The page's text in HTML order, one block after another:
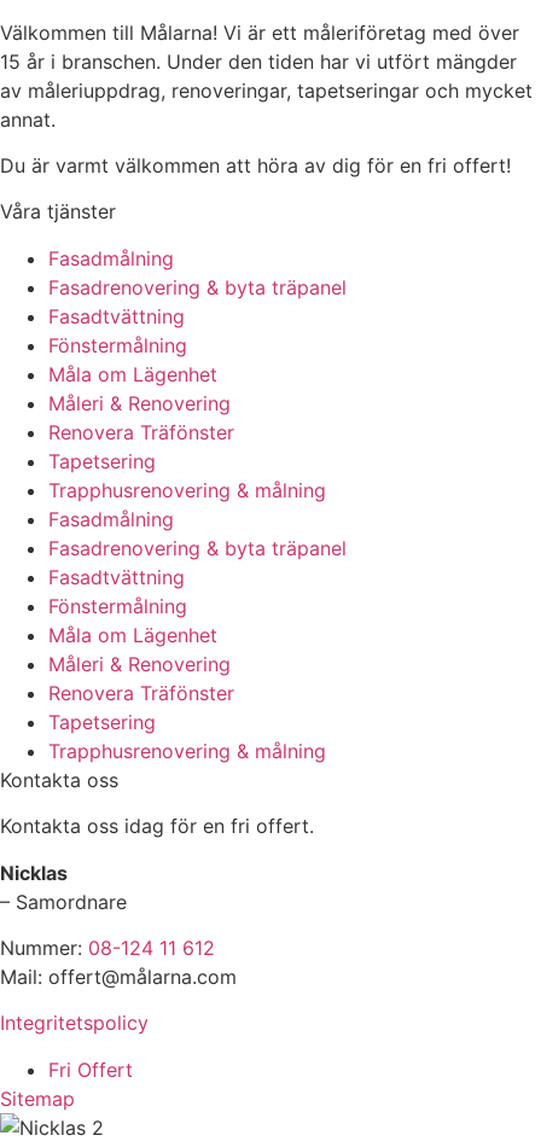
Välkommen till Målarna! Vi är ett måleriföretag med över
15 år i branschen. Under den tiden har vi utfört mängder
av måleriuppdrag, renoveringar, tapetseringar och mycket
annat.
Du är varmt välkommen att höra av dig för en fri offert!
Våra tjänster
Fasadmålning
Fasadrenovering & byta träpanel
Fasadtvättning
Fönstermålning
Måla om Lägenhet
Måleri & Renovering
Renovera Träfönster
Tapetsering
Trapphusrenovering & målning
Fasadmålning
Fasadrenovering & byta träpanel
Fasadtvättning
Fönstermålning
Måla om Lägenhet
Måleri & Renovering
Renovera Träfönster
Tapetsering
Trapphusrenovering & målning
Kontakta oss
Kontakta oss idag för en fri offert.
Nicklas
– Samordnare
Nummer: 08-124 11 612
Mail: offert@målarna.com
Integritetspolicy
Fri Offert
Sitemap